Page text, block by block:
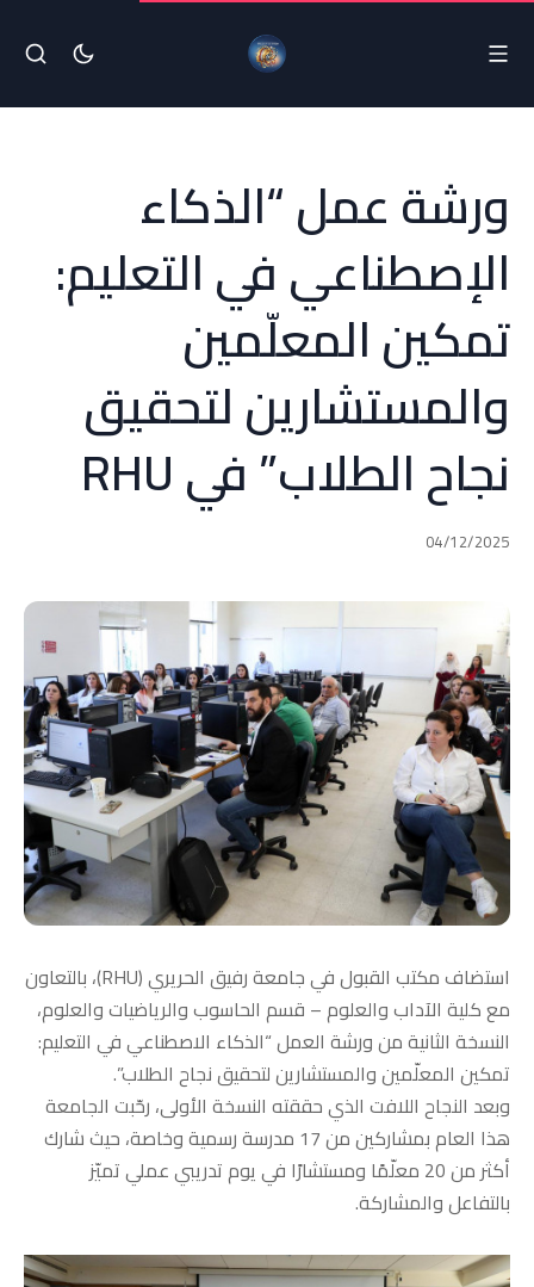
ورشة عمل “الذكاء
الإصطناعي في التعليم:
تمكين المعلّمين
والمستشارين لتحقيق
نجاح الطلاب” في RHU
04/12/2025
استضاف مكتب القبول في جامعة رفيق الحريري (RHU)، بالتعاون
مع كلية الآداب والعلوم – قسم الحاسوب والرياضيات والعلوم،
النسخة الثانية من ورشة العمل “الذكاء الاصطناعي في التعليم:
تمكين المعلّمين والمستشارين لتحقيق نجاح الطلاب”.
وبعد النجاح اللافت الذي حققته النسخة الأولى، رحّبت الجامعة
هذا العام بمشاركين من 17 مدرسة رسمية وخاصة، حيث شارك
أكثر من 20 معلّمًا ومستشارًا في يوم تدريبي عملي تميّز
بالتفاعل والمشاركة.